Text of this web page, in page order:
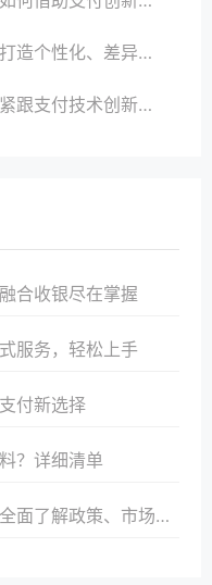
化支付体验以提升竞争力
新步伐，抢占市场先机
合收银尽在掌握
服务，轻松上手
付新选择
？详细清单
、市场、技术与创新趋势